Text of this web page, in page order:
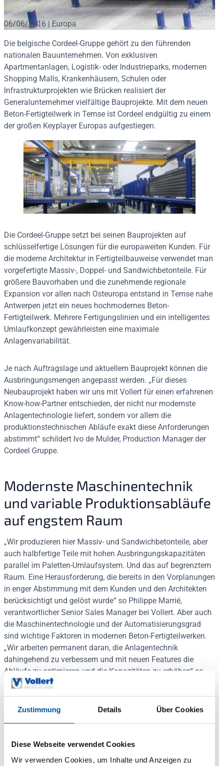
Zustimmung Details Über Cookies
Diese Webseite verwendet Cookies
Wir verwenden Cookies, um Inhalte und Anzeigen zu
06/06/2016 | Europa
Die belgische Cordeel-Gruppe gehört zu den führenden
nationalen Bauunternehmen. Von exklusiven
Apartmentanlagen, Logistik- oder Industrieparks, modernen
Shopping Malls, Krankenhäusern, Schulen oder
Infrastrukturprojekten wie Brücken realisiert der
Generalunternehmer vielfältige Bauprojekte. Mit dem neuen
Beton-Fertigteilwerk in Temse ist Cordeel endgültig zu einem
der großen Keyplayer Europas aufgestiegen.
Die Cordeel-Gruppe setzt bei seinen Bauprojekten auf
schlüsselfertige Lösungen für die europaweiten Kunden. Für
die moderne Architektur in Fertigteilbauweise verwendet man
vorgefertigte Massiv-, Doppel- und Sandwichbetonteile. Für
größere Bauvorhaben und die zunehmende regionale
Expansion vor allen nach Osteuropa entstand in Temse nahe
Antwerpen jetzt ein neues hochmodernes Beton-
Fertigteilwerk. Mehrere Fertigungslinien und ein intelligentes
Umlaufkonzept gewährleisten eine maximale
Anlagenvariabilität.
Je nach Auftragslage und aktuellem Bauprojekt können die
Ausbringungsmengen angepasst werden. „Für dieses
Neubauprojekt haben wir uns mit Vollert für einen erfahrenen
Know-how-Partner entschieden, der nicht nur modernste
Anlagentechnologie liefert, sondern vor allem die
produktionstechnischen Abläufe exakt diese Anforderungen
abstimmt“ schildert Ivo de Mulder, Production Manager der
Cordeel Gruppe.
Modernste Maschinentechnik
und variable Produktionsabläufe
auf engstem Raum
„Wir produzieren hier Massiv- und Sandwichbetonteile, aber
auch halbfertige Teile mit hohen Ausbringungskapazitäten
parallel im Paletten-Umlaufsystem. Und das auf begrenztem
Raum. Eine Herausforderung, die bereits in den Vorplanungen
in enger Abstimmung mit dem Kunden und den Architekten
berücksichtigt und gelöst wurde“ so Philippe Marrié,
verantwortlicher Senior Sales Manager bei Vollert. Aber auch
die Maschinentechnologie und der Automatisierungsgrad
sind wichtige Faktoren in modernen Beton-Fertigteilwerken.
„Wir arbeiten permanent daran, die Anlagentechnik
dahingehend zu verbessern und mit neuen Features die
Abläufe zu optimieren und die Kapazitäten zu erhöhen“ so
Marrié.
Markenzeichen aller Projekte der Cordeel-Gruppe. Mehrere
hundert Bauvorhaben von exklusiven Wohnanlagen, Mega-
und Schulgebäuden entstanden europaweit in den letzten
Jahren. Für die hierzu heute geforderten hohen